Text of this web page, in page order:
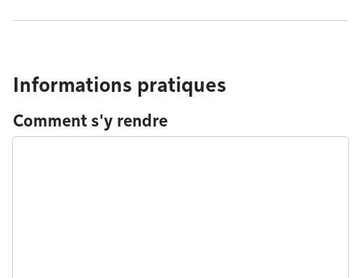
Informations pratiques
Comment s'y rendre